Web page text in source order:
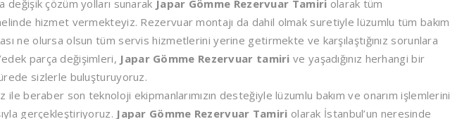
değişik çözüm yolları sunarak Japar Gömme Rezervuar Tamiri olarak tüm
hizmet vermekteyiz. Rezervuar montajı da dahil olmak suretiyle lüzumlu tüm bakım
ne olursa olsun tüm servis hizmetlerini yerine getirmekte ve karşılaştığınız sorunlara
parça değişimleri, Japar Gömme Rezervuar tamirive yaşadığınız herhangi bir
sizlerle buluşturuyoruz.
ile beraber son teknoloji ekipmanlarımızın desteğiyle lüzumlu bakım ve onarım işlemlerini
gerçekleştiriyoruz. Japar Gömme Rezervuar Tamiri olarak İstanbul’un neresinde